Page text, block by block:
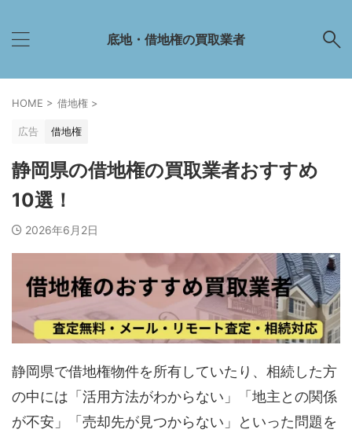
底地・借地権の買取業者
HOME > 借地権 >
広告 借地権
静岡県の借地権の買取業者おすすめ
10選！
2026年6月2日
静岡県で借地権物件を所有していたり、相続した方
の中には「活用方法がわからない」「地主との関係
が不安」「売却先が見つからない」といった問題を